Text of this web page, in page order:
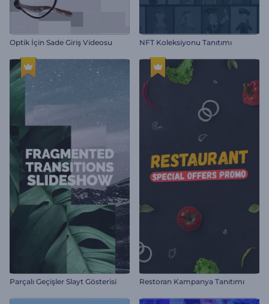
Optik İçin Sade Giriş Videosu NFT Koleksiyonu Tanıtımı
Parçalı Geçişler Slayt Gösterisi Restoran Kampanya Tanıtımı